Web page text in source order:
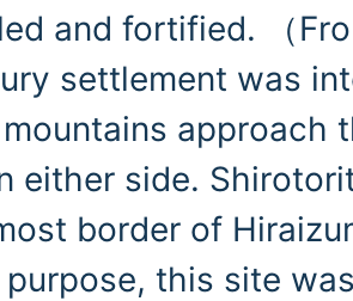
and fortified. （
settlement was
approach
either side.
border of
this site